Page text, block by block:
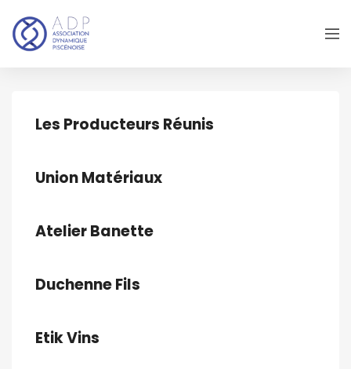
Les Producteurs Réunis
Union Matériaux
Atelier Banette
Duchenne Fils
Etik Vins